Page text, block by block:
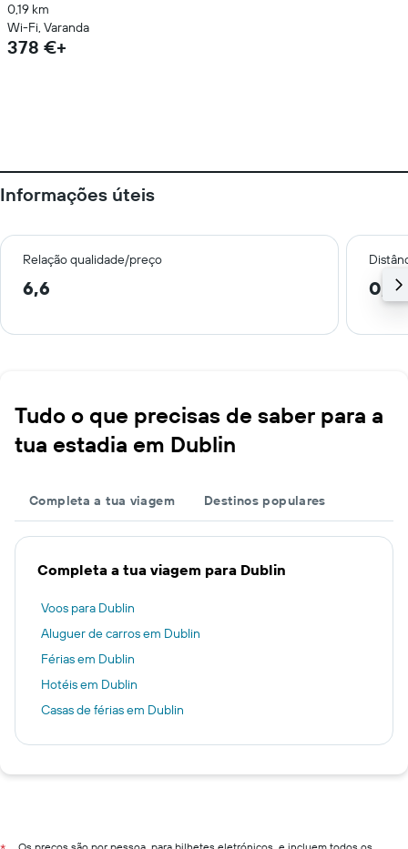
0,19 km
Wi-Fi, Varanda
378 €+
Informações úteis
Relação qualidade/preço
6,6 0,6
Tudo o que precisas de saber para a
tua estadia em Dublin
Completa a tua viagem Destinos populares
Completa a tua viagem para Dublin
Voos para Dublin
Aluguer de carros em Dublin
Férias em Dublin
Hotéis em Dublin
Casas de férias em Dublin